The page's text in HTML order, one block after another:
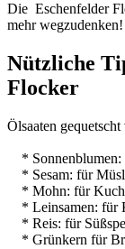
Die Eschenfelder
mehr wegzudenken!
Nützliche
Flocker
Ölsaaten
* Sonnenblumen:
* Sesam: für
* Mohn: für
* Leinsamen: für
* Reis: für
* Grünkern für